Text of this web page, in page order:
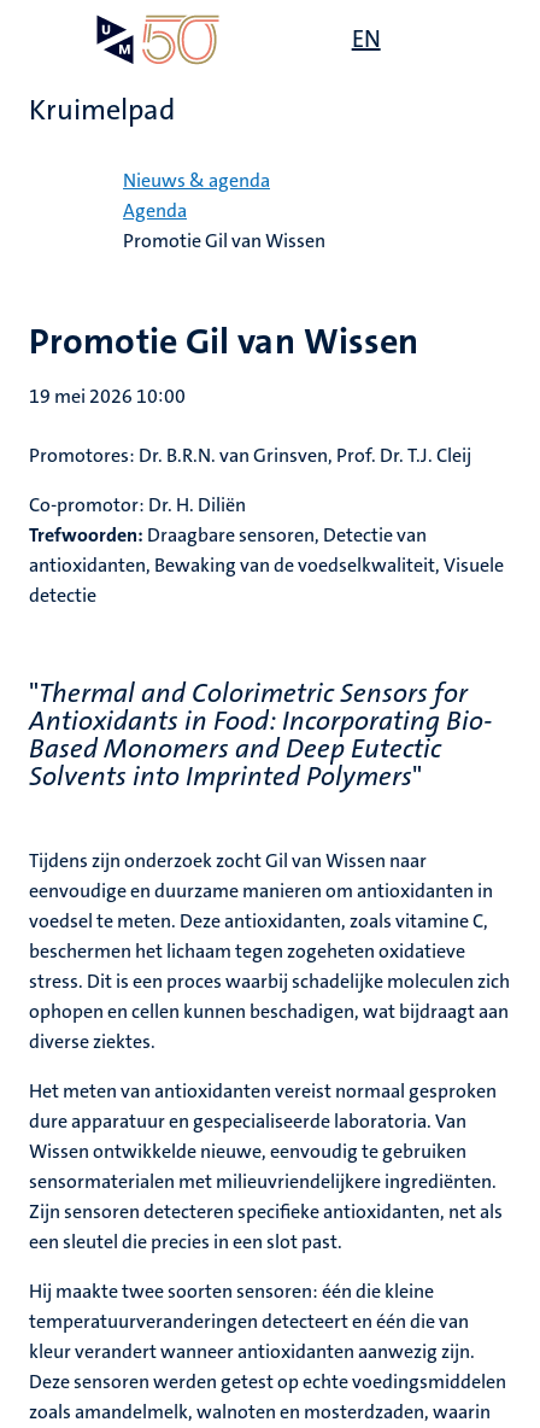
EN
Kruimelpad
Nieuws & agenda
Agenda
Promotie Gil van Wissen
Promotie Gil van Wissen
19 mei 2026 10:00
Promotores: Dr. B.R.N. van Grinsven, Prof. Dr. T.J. Cleij
Co-promotor: Dr. H. Diliën
Trefwoorden: Draagbare sensoren, Detectie van
antioxidanten, Bewaking van de voedselkwaliteit, Visuele
detectie
"Thermal and Colorimetric Sensors for
Antioxidants in Food: Incorporating Bio-
Based Monomers and Deep Eutectic
Solvents into Imprinted Polymers"
Tijdens zijn onderzoek zocht Gil van Wissen naar
eenvoudige en duurzame manieren om antioxidanten in
voedsel te meten. Deze antioxidanten, zoals vitamine C,
beschermen het lichaam tegen zogeheten oxidatieve
stress. Dit is een proces waarbij schadelijke moleculen zich
ophopen en cellen kunnen beschadigen, wat bijdraagt aan
diverse ziektes.
Het meten van antioxidanten vereist normaal gesproken
dure apparatuur en gespecialiseerde laboratoria. Van
Wissen ontwikkelde nieuwe, eenvoudig te gebruiken
sensormaterialen met milieuvriendelijkere ingrediënten.
Zijn sensoren detecteren specifieke antioxidanten, net als
een sleutel die precies in een slot past.
Hij maakte twee soorten sensoren: één die kleine
temperatuurveranderingen detecteert en één die van
kleur verandert wanneer antioxidanten aanwezig zijn.
Deze sensoren werden getest op echte voedingsmiddelen
zoals amandelmelk, walnoten en mosterdzaden, waarin